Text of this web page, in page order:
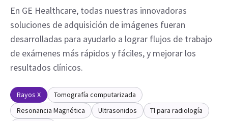
En GE Healthcare, todas nuestras innovadoras
soluciones de adquisición de imágenes fueran
desarrolladas para ayudarlo a lograr flujos de trabajo
de exámenes más rápidos y fáciles, y mejorar los
resultados clínicos.
Rayos X
Tomografía computarizada
Resonancia Magnética
Ultrasonidos
TI para radiología